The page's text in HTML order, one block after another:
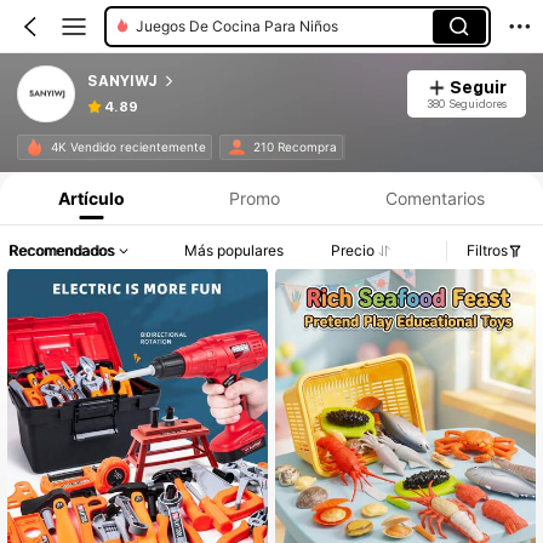
Juegos De Cocina Para Niños
SANYIWJ
4.89
Seguir
380 Seguidores
4K Vendido recientemente 210 Recompra
Artículo Promo Comentarios
Recomendados Más populares Precio Filtros